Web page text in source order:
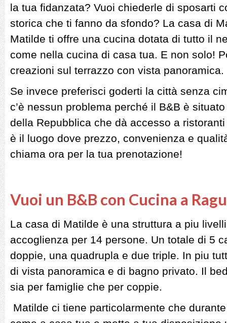
la tua fidanzata? Vuoi chiederle di sposarti
storica che ti fanno da sfondo? La casa di
Matilde ti offre una cucina dotata di tutto il
come nella cucina di casa tua. E non solo!
creazioni sul terrazzo con vista panoramica.
Se invece preferisci goderti la città senza
c’è nessun problema perché il B&B è
della Repubblica che dà accesso a
è il luogo dove prezzo, convenienza e
chiama ora per la tua prenotazione!
Vuoi un B&B con Cucina a
La casa di Matilde è una struttura a piu
accoglienza per 14 persone. Un totale di 5
doppie, una quadrupla e due triple. In piu
di vista panoramica e di bagno privato. Il
sia per famiglie che per coppie.
Matilde ci tiene particolarmente che